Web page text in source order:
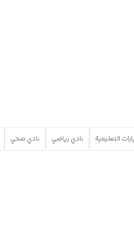
التعليمية نادي رياضي نادي صحي